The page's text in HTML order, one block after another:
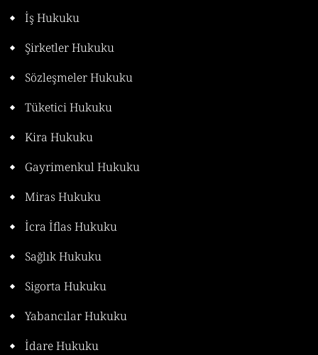
İş Hukuku
Şirketler Hukuku
Sözleşmeler Hukuku
Tüketici Hukuku
Kira Hukuku
Gayrimenkul Hukuku
Miras Hukuku
İcra İflas Hukuku
Sağlık Hukuku
Sigorta Hukuku
Yabancılar Hukuku
İdare Hukuku